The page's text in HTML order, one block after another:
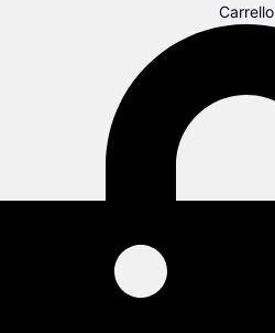
Carrello